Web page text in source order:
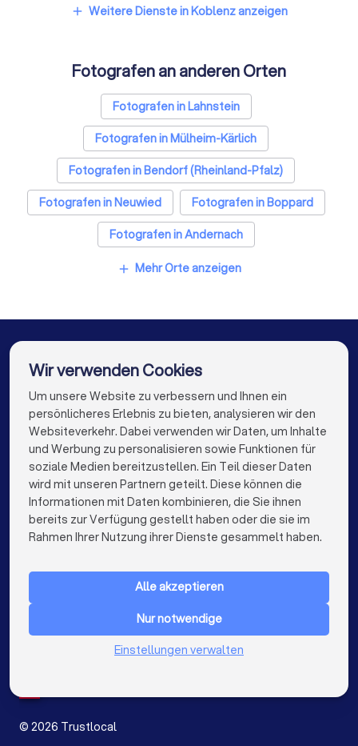
Sicherheitsdienste in Koblenz
add Weitere Dienste in Koblenz anzeigen
Fotografen an anderen Orten
Fotografen in Lahnstein
Fotografen in Mülheim-Kärlich
Fotografen in Bendorf (Rheinland-Pfalz)
Fotografen in Neuwied
Fotografen in Boppard
Fotografen in Andernach
Fotografen in Montabaur
Fotografen in Sinzig
Fotografen in Hamburg
Fotografen in Köln
Fotografen in Frankfurt am Main
Fotografen in Stuttgart
Fotografen in Düsseldorf
Fotografen in Dortmund
Fotografen in Essen
Fotografen in Bremen
Fotografen in Nürnberg
Fotografen in Leipzig
Fotografen in Duisburg
Fotografen in Bochum
Fotografen in Wuppertal
Fotografen in Bielefeld
Fotografen in Bonn
add Mehr Orte anzeigen
Die besten Unternehmen für Sie
info@trustlocal.de
FÜR PRIVATPERSONEN
Niederlande
© 2026 Trustlocal
Wir verwenden Cookies
Um unsere Website zu verbessern und Ihnen ein
persönlicheres Erlebnis zu bieten, analysieren wir den
Websiteverkehr. Dabei verwenden wir Daten, um Inhalte
und Werbung zu personalisieren sowie Funktionen für
soziale Medien bereitzustellen. Ein Teil dieser Daten
wird mit unseren Partnern geteilt. Diese können die
Informationen mit Daten kombinieren, die Sie ihnen
bereits zur Verfügung gestellt haben oder die sie im
Rahmen Ihrer Nutzung ihrer Dienste gesammelt haben.
Alle akzeptieren
Nur notwendige
Einstellungen verwalten